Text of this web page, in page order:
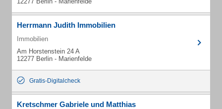
Herrmann Judith Immobilien
Immobilien
Am Horstenstein 24 A
12277 Berlin - Marienfelde
Gratis-Digitalcheck
Kretschmer Gabriele und Matthias